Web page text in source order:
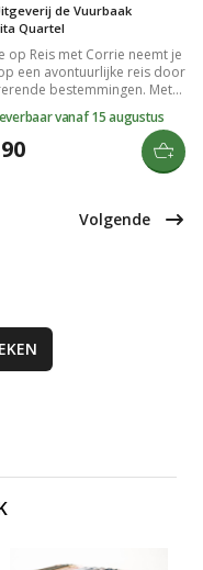
Quartel
de Vuurbaak
op Reis met Corrie neemt je
een avontuurlijke reis door
bestemmingen. Met
verhalen en mooie
krijg je een kijkje in
culturen en
Dit boek nodigt je uit
wereld te verkennen en
voor reizigers en dromers.
bron van
vanaf 15 augustus
Volgende